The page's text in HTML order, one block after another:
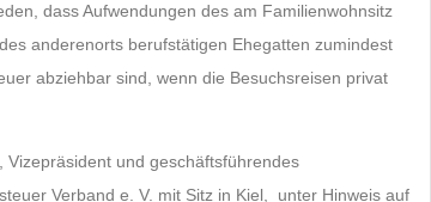
dass Aufwendungen des am Familienwohnsitz
anderenorts berufstätigen Ehegatten zumindest
abziehbar sind, wenn die Besuchsreisen privat
und geschäftsführendes
Verband e. V. mit Sitz in Kiel, unter Hinweis auf